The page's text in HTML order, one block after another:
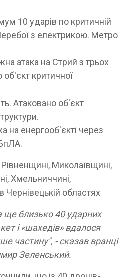
10 ударів по критичній
з електрикою. Метро
атака на Стрий з трьох
об'єкт критичної
Атаковано об'єкт
енергооб'єкті через
Миколаївщині,
Хмельниччині,
Чернівецькій областях
ще близько 40 ударних
і «шахедів» вдалося
частину", - сказав вранці
Зеленський.